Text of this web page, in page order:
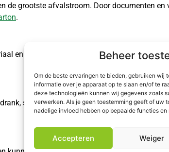
Beheer
Om de beste ervaringen te bieden, gebruiken wij
informatie over je apparaat op te slaan en/of te
deze technologieën kunnen wij gegevens zoals
verwerken. Als je geen toestemming geeft of uw
nadelige invloed hebben op bepaalde functies
Accepteren Weiger
de grootste afvalstroom. Door documenten
.
en
van kantoorbenodigdheden zijn
sappen of glazen verpakkingen.